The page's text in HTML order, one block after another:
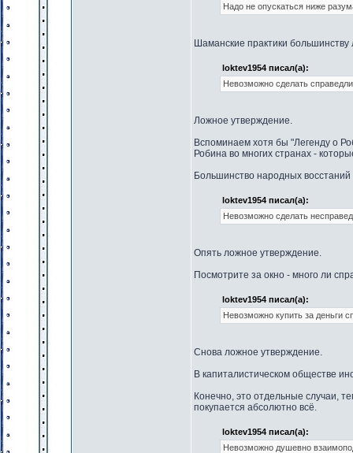
Надо не опускаться ниже
Шаманские практики
loktev1954 писал(а):
Невозможно сделать
Ложное утверждение.
Вспоминаем хотя бы "Легенду о
Робина во многих странах -
Большинство народных
loktev1954 писал(а):
Невозможно сделать
Опять ложное утверждение.
Посмотрите за окно - много ли
loktev1954 писал(а):
Невозможно купить за деньги
Снова ложное утверждение.
В капиталистическом обществе
Конечно, это отдельные случаи,
покупается абсолютно всё.
loktev1954 писал(а):
Невозможно душевно